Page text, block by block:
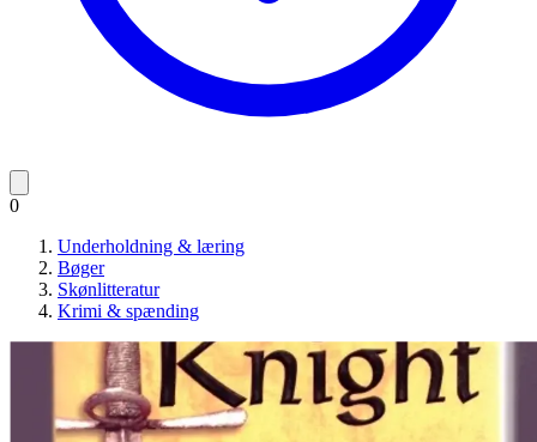
0
Underholdning & læring
Bøger
Skønlitteratur
Krimi & spænding